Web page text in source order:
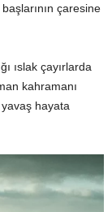
çaresine
ıslak çayırlarda
kahramanı
hayata